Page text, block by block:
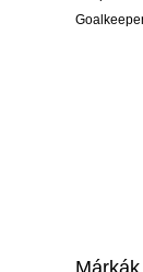
Márkák